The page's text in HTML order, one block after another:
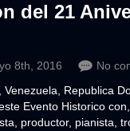
del 21
8th, 2016
No
Venezuela, Republica
Evento Historico
productor, pianista,